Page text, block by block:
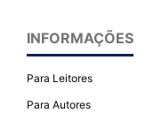
INFORMAÇÕES
Para Leitores
Para Autores